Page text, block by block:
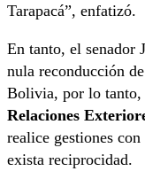
Tarapacá”, enfatizó.
En tanto, el senador
nula reconducción
Bolivia, por lo tanto,
Relaciones
realice gestiones
exista reciprocidad.